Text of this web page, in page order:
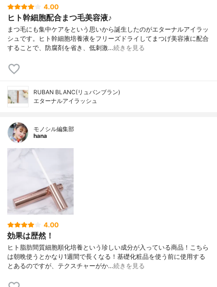
4.00
ヒト幹細胞配合まつ毛美容液♪
まつ毛にも集中ケアをという思いから誕生したのがエターナルアイラッ
シュです。ヒト幹細胞培養液をフリーズドライしてまつげ美容液に配合
することで、防腐剤を省き、低刺激…続きを見る
RUBAN BLANC(リュバンブラン)
エターナルアイラッシュ
モノシル編集部
hana
4.00
効果は歴然！
ヒト脂肪間質細胞順化培養という珍しい成分が入っている商品！こちら
は朝晩使うとかなり1週間で長くなる！基礎化粧品を使う前に使用する
とあるのですが、テクスチャーがか…続きを見る